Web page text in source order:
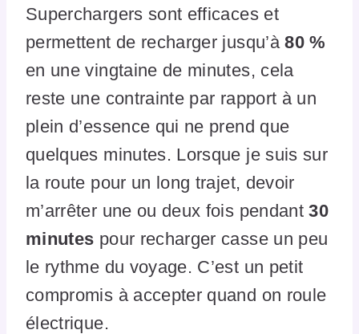
Superchargers sont efficaces et
permettent de recharger jusqu’à80 %
en une vingtaine de minutes, cela
reste une contrainte par rapport à un
plein d’essence qui ne prend que
quelques minutes. Lorsque je suis sur
la route pour un long trajet, devoir
m’arrêter une ou deux fois pendant30
minutes pour recharger casse un peu
le rythme du voyage. C’est un petit
compromis à accepter quand on roule
électrique.